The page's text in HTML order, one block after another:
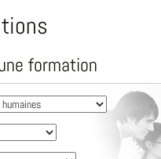
formation